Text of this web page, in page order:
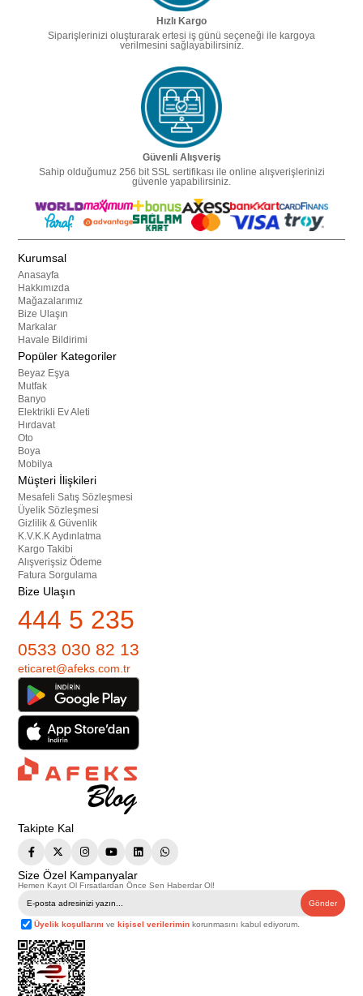
Hızlı Kargo
Siparişlerinizi oluşturarak ertesi iş günü seçeneği ile kargoya
verilmesini sağlayabilirsiniz.
Güvenli Alışveriş
Sahip olduğumuz 256 bit SSL sertifikası ile online alışverişlerinizi
güvenle yapabilirsiniz.
Kurumsal
Anasayfa
Hakkımızda
Mağazalarımız
Bize Ulaşın
Markalar
Havale Bildirimi
Popüler Kategoriler
Beyaz Eşya
Mutfak
Banyo
Elektrikli Ev Aleti
Hırdavat
Oto
Boya
Mobilya
Müşteri İlişkileri
Mesafeli Satış Sözleşmesi
Üyelik Sözleşmesi
Gizlilik & Güvenlik
K.V.K.K Aydınlatma
Kargo Takibi
Alışverişsiz Ödeme
Fatura Sorgulama
Bize Ulaşın
444 5 235
0533 030 82 13
eticaret@afeks.com.tr
Takipte Kal
Size Özel Kampanyalar
Hemen Kayıt Ol Fırsatlardan Önce Sen Haberdar Ol!
Gönder
Üyelik koşullarını vekişisel verilerimin korunmasını kabul ediyorum.